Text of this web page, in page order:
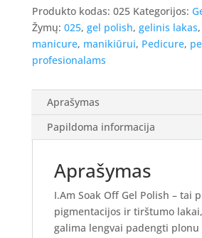
Polish
-
gelinis
lakas
-
Muted
Rose,
7ml.
Produkto kodas: 025 Kategorijos:
Žymų: 025, gel polish, gelinis lakas,
manicure, manikiūrui, Pedicure,
profesionalams
Aprašymas
Papildoma informacija
Aprašymas
I.Am Soak Off Gel Polish – tai
pigmentacijos ir tirštumo
galima lengvai padengti plonu